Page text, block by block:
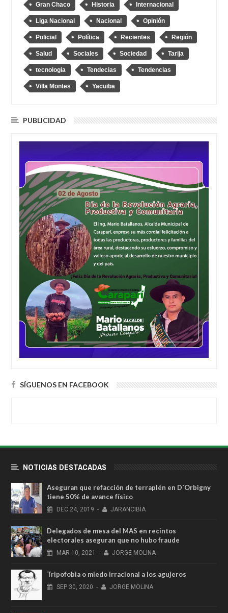
Gran Chaco Historia Internacional
Liga Nacional Nacional Opinión
Policial Política Recientes Región
Salud Sociales Sociedad Tarija
tecnologia Tendecias Tendencias
Villa Montes Yacuiba
PUBLICIDAD
SÍGUENOS EN FACEBOOK
NOTICIAS DESTACADAS
Aseguran que refacción de terraplén en D´Orbigny
tiene 50% de avance físico
DEC 24, 2019 - JARANCIBIA
Delegados de mesa del MAS en recintos
electorales aseguran que no hubo fraude
MAR 10, 2021 - JORGE MOLINA
Tripofobia o miedo irracional a los agujeros
SEP 30, 2020 - JORGE MOLINA